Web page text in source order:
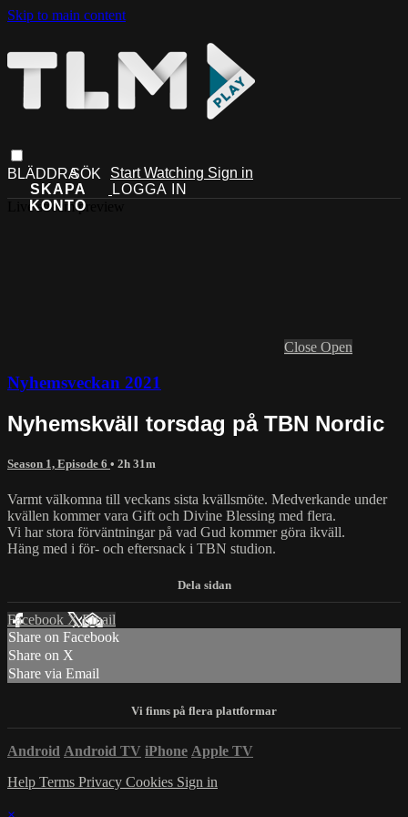
Skip to main content
Start Watching Sign in
Live stream preview
Close Open
Nyhemsveckan 2021
Nyhemskväll torsdag på TBN Nordic
Season 1, Episode 6 • 2h 31m
Varmt välkomna till veckans sista kvällsmöte. Medverkande under
kvällen kommer vara Gift och Divine Blessing med flera.
Vi har stora förväntningar på vad Gud kommer göra ikväll.
Häng med i för- och eftersnack i TBN studion.
Facebook XEmail
Share on Facebook
Share on X
Share via Email
Android Android TV iPhone Apple TV
Help Terms Privacy Cookies Sign in